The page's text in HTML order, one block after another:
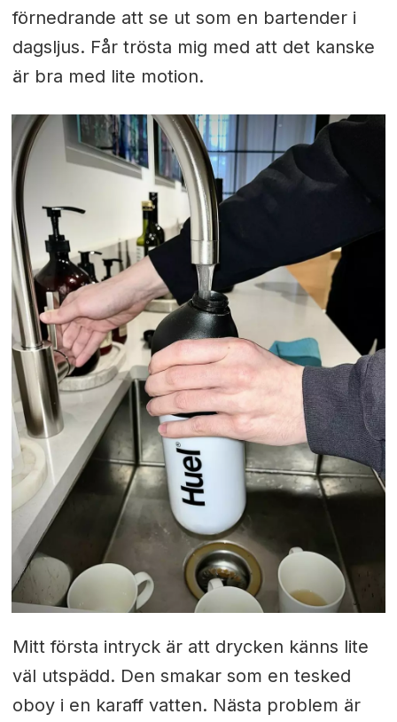
förnedrande att se ut som en bartender i
dagsljus. Får trösta mig med att det kanske
är bra med lite motion.
Mitt första intryck är att drycken känns lite
väl utspädd. Den smakar som en tesked
oboy i en karaff vatten. Nästa problem är